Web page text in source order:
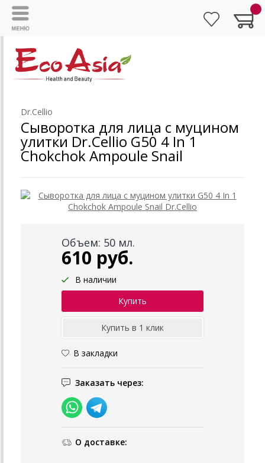
Dr.Cellio
Сыворотка для лица с муцином
улитки Dr.Cellio G50 4 In 1
Chokchok Ampoule Snail
Объем: 50 мл.
610 руб.
В наличии
В закладки
Заказать через:
О доставке: